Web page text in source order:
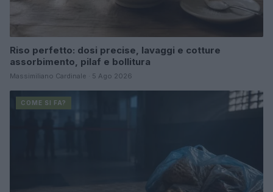
Riso perfetto: dosi precise, lavaggi e cotture
assorbimento, pilaf e bollitura
Massimiliano Cardinale · 5 Ago 2026
COME SI FA?